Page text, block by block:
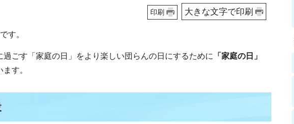
印刷 大きな文字で印刷
です。
ごす「家庭の日」をより楽しい団らんの日にするために
「家庭の日」
す。